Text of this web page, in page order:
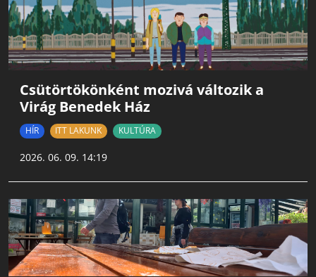
Csütörtökönként mozivá változik a
Virág Benedek Ház
HÍR ITT LAKUNK KULTÚRA
2026. 06. 09. 14:19